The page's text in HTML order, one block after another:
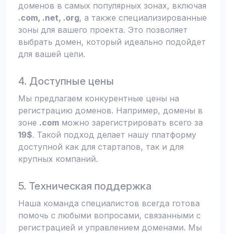
доменов в самых популярных зонах, включая
.com, .net, .org, а также специализированные
зоны для вашего проекта. Это позволяет
выбрать домен, который идеально подойдет
для вашей цели.
4. Доступные цены
Мы предлагаем конкурентные цены на
регистрацию доменов. Например, домены в
зоне .com можно зарегистрировать всего за
19$. Такой подход делает нашу платформу
доступной как для стартапов, так и для
крупных компаний.
5. Техническая поддержка
Наша команда специалистов всегда готова
помочь с любыми вопросами, связанными с
регистрацией и управлением доменами. Мы